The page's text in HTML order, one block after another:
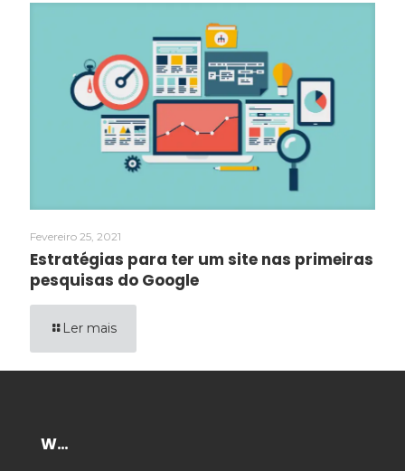
Fevereiro 25, 2021
Estratégias para ter um site nas primeiras
pesquisas do Google
Ler mais
W…